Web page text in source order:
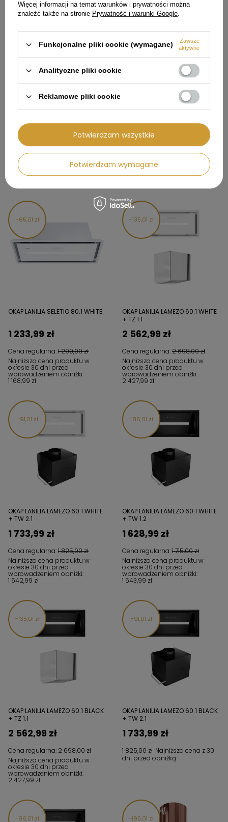
Cena regularna:585,00 zł
555,99 zł
Najniższa cena produktu w
okresie 30 dni przed
wprowadzeniem obniżki:
Cena regularna:1 299,00 zł
1 233,99 zł
Najniższa cena produktu w
okresie 30 dni przed
wprowadzeniem obniżki:
65,01 zł
OKAP LANILIA SELETIO 80.1 WHITE
Cena regularna:1 299,00 zł
1 233,99 zł
Najniższa cena produktu w
okresie 30 dni przed
wprowadzeniem obniżki:
1 168,99 zł
135,01 zł
OKAP LANILIA LAMEZO 60.1 WHITE
+ TZ 1.1
Cena regularna:2 698,00 zł
2 562,99 zł
Najniższa cena produktu w
okresie 30 dni przed
wprowadzeniem obniżki:
2 427,99 zł
91,01 zł
OKAP LANILIA LAMEZO 60.1 WHITE
+ TW 2.1
Cena regularna:1 825,00 zł
1 733,99 zł
Najniższa cena produktu w
okresie 30 dni przed
wprowadzeniem obniżki:
1 642,99 zł
86,01 zł
OKAP LANILIA LAMEZO 60.1 WHITE
+ TW 1.2
Cena regularna:1 715,00 zł
1 628,99 zł
Najniższa cena produktu w
okresie 30 dni przed
wprowadzeniem obniżki:
1 543,99 zł
135,01 zł
OKAP LANILIA LAMEZO 60.1 BLACK
+ TZ 1.1
Cena regularna:2 698,00 zł
2 562,99 zł
Najniższa cena produktu w
okresie 30 dni przed
wprowadzeniem obniżki:
2 427,99 zł
91,01 zł
OKAP LANILIA LAMEZO 60.1 BLACK
+ TW 2.1
1 825,00 zł Najniższa cena z 30
dni przed obniżką
1 733,99 zł
86,01 zł 195,01 zł
Więcej informacji na temat warunków i prywatności można
znaleźć także na stronie Prywatność i warunki Google.
Funkcjonalne pliki cookie (wymagane)
Zawsze
aktywne
Analityczne pliki cookie
Reklamowe pliki cookie
Potwierdzam wymagane
Potwierdzam wszystkie